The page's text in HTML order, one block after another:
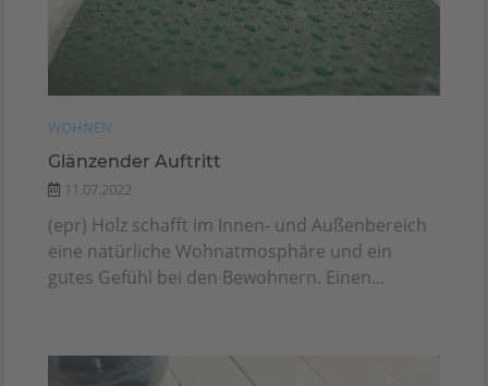
WOHNEN
Glänzender Auftritt
11.07.2022
(epr) Holz schafft im Innen- und Außenbereich
eine natürliche Wohnatmosphäre und ein
gutes Gefühl bei den Bewohnern. Einen...